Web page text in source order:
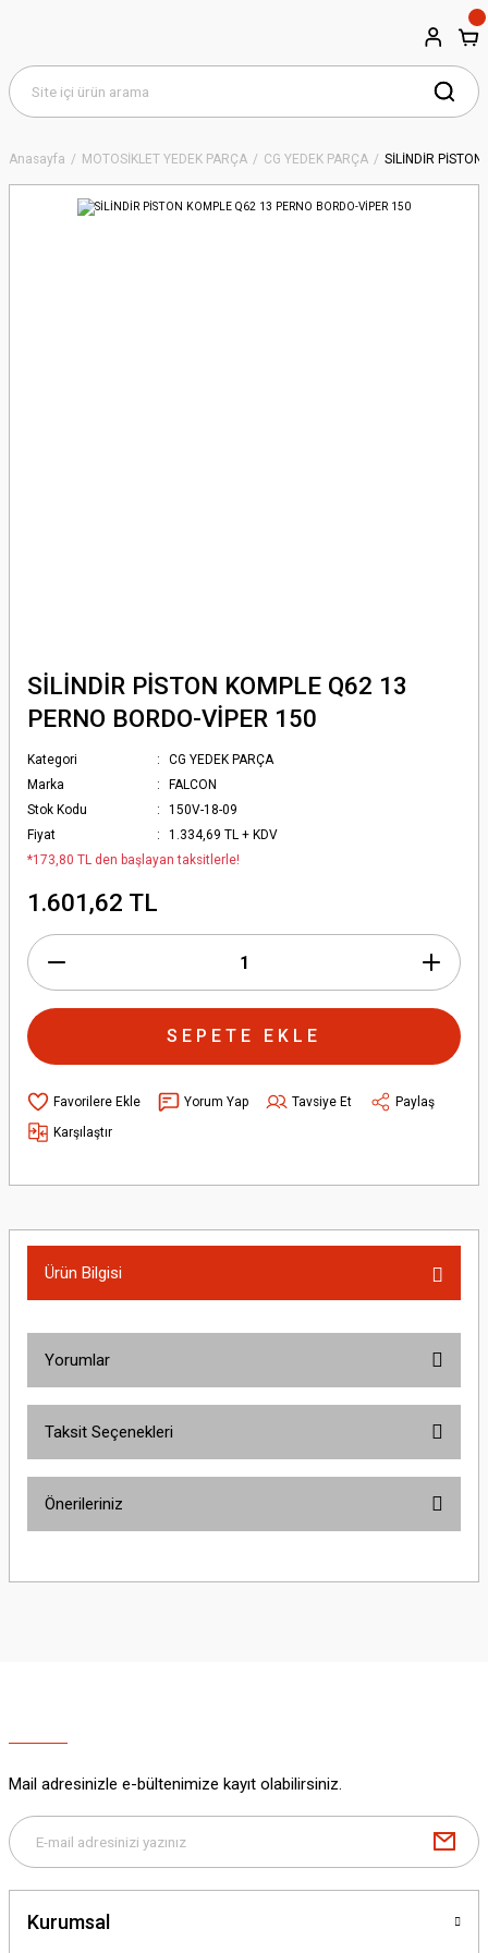
Anasayfa MOTOSİKLET YEDEK PARÇA CG YEDEK PARÇA SİLİNDİR
SİLİNDİR PİSTON KOMPLE Q62 13
PERNO BORDO-VİPER 150
Kategori
CG YEDEK PARÇA
Marka
FALCON
Stok Kodu
150V-18-09
Fiyat
1.334,69 TL + KDV
*173,80 TL den başlayan taksitlerle!
1.601,62 TL
SEPETE EKLE
Yorum Yap Tavsiye Et
Paylaş
Karşılaştır
Ürün Bilgisi
Yorumlar
Taksit Seçenekleri
Önerileriniz
yetersiz gördüğünüz noktaları öneri formunu kullanarak tarafımıza
Bu ürüne benzer farklı alternatifler olmalı.
Mail adresinizle e-bültenimize kayıt olabilirsiniz.
Kurumsal